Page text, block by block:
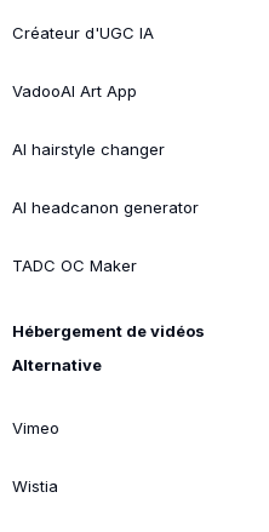
Créateur d'UGC IA
VadooAI Art App
AI hairstyle changer
AI headcanon generator
TADC OC Maker
Hébergement de vidéos
Alternative
Vimeo
Wistia